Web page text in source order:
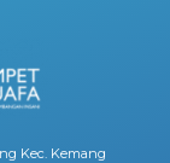
Kec. Kemang